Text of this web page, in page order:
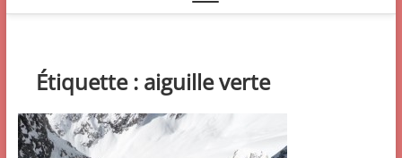
e
Étiquette : aiguille verte